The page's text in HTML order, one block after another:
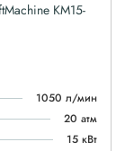
KM15-
1050 л/мин
20 атм
15 кВт